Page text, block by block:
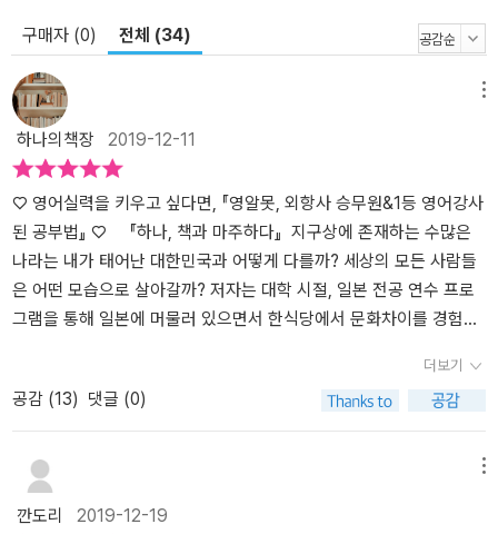
구매자 (0) 전체 (34)
하나의책장 2019-12-11
♡ 영어실력을 키우고 싶다면, 『영알못, 외항사 승무원&1등 영어강사
된 공부법』 ♡ 『하나, 책과 마주하다』 지구상에 존재하는 수많은
나라는 내가 태어난 대한민국과 어떻게 다를까? 세상의 모든 사람들
은 어떤 모습으로 살아갈까? 저자는 대학 시절, 일본 전공 연수 프로
그램을 통해 일본에 머물러 있으면서 한식당에서 문화차이를 경험하
제지했기 때문이다. 숙소로 돌아오자마자 그 이유를 찾아보니 일본에
서는 죽은 사람에게나 젓가락으로 음식을 건네기 때문에 절대 젓가락
으로 음식을 건네서는 안 되는 것이었다. (사실 나도 지금 안 사실이
다.)생명 공학 전공이었기에 당연히 대학원이 목표였지만 일본의 한
식당에서 직접 마주했던 문화 차이 경험이 저자에게 큰 변화를 안겨
다준다.지리적으로 가깝지만 이런 사소한 행동에 문화 차이를 느끼며
더보기
공감 (13) 댓글 (0)
깐도리 2019-12-19